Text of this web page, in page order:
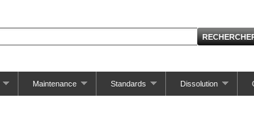
Maintenance Standards Dissolution